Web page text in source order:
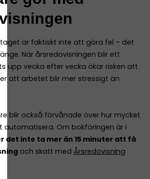
är faktiskt inte att göra fel – det
När årsredovisningen blir ett
upp vecka efter vecka ökar risken att
att arbetet blir mer stressigt än
blir också förvånade över hur mycket
Om bokföringen är i
det inte ta mer än 15 minuter att få
och skatt med Årsredovisning